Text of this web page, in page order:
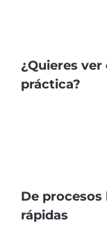
¿Quieres
práctica?
De
rápidas